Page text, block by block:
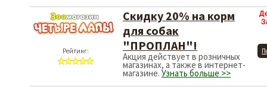
Рейтинг:
Скидку 20% на корм
для собак
"ПРОПЛАН"!
Акция действует в розничных
магазинах, а также в интернет-
магазине. Узнать больше >>